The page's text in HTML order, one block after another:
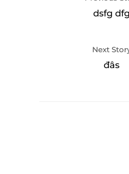
dsfg dfg
Next
đâs